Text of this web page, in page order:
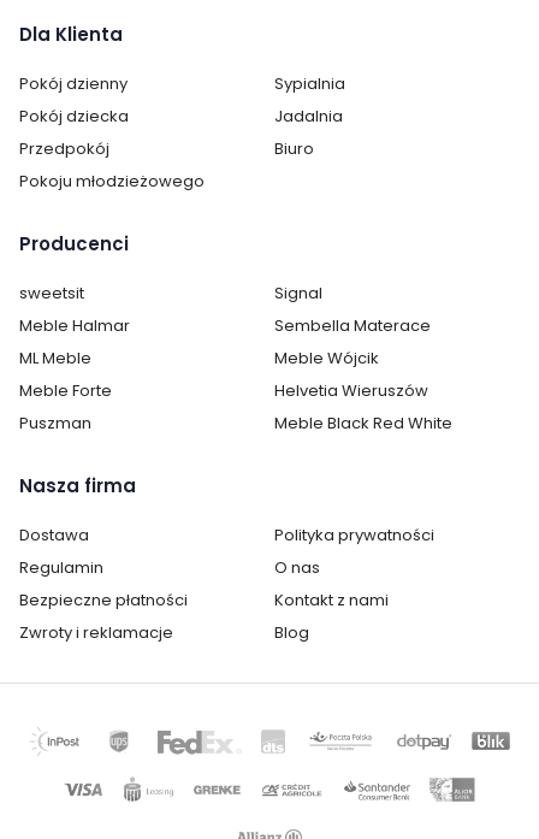
Dla Klienta
Pokój dzienny
Sypialnia
Pokój dziecka
Jadalnia
Przedpokój
Biuro
Pokoju młodzieżowego
Producenci
sweetsit
Signal
Meble Halmar
Sembella Materace
ML Meble
Meble Wójcik
Meble Forte
Helvetia Wieruszów
Puszman
Meble Black Red White
Nasza firma
Dostawa
Polityka prywatności
Regulamin
O nas
Bezpieczne płatności
Kontakt z nami
Zwroty i reklamacje
Blog